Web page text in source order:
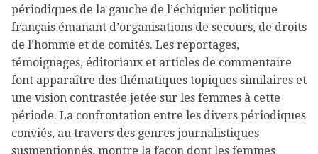
périodiques de la gauche de l’échiquier politique
français émanant d’organisations de secours, de droits
de l’homme et de comités. Les reportages,
témoignages, éditoriaux et articles de commentaire
font apparaître des thématiques topiques similaires et
une vision contrastée jetée sur les femmes à cette
période. La confrontation entre les divers périodiques
conviés, au travers des genres journalistiques
susmentionnés, montre la façon dont les femmes